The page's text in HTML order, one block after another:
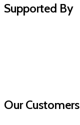
Supported By
Our Customers